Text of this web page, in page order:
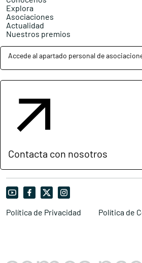
Explora
Asociaciones
Actualidad
Nuestros premios
Accede al apartado personal de
Contacta con nosotros
Política de Privacidad Política de